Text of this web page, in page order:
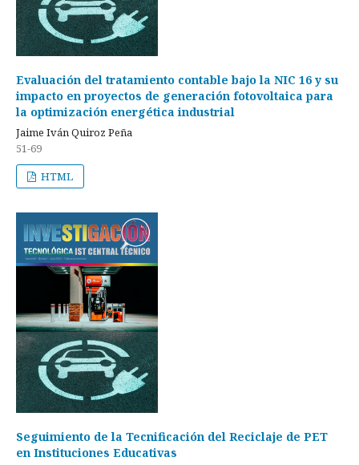
Evaluación del tratamiento contable bajo la NIC 16 y su
impacto en proyectos de generación fotovoltaica para
la optimización energética industrial
Jaime Iván Quiroz Peña
51-69
HTML
Seguimiento de la Tecnificación del Reciclaje de PET
en Instituciones Educativas